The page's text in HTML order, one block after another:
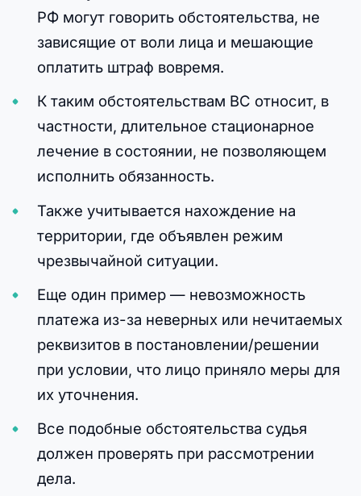
РФ могут говорить обстоятельства, не
зависящие от воли лица и мешающие
оплатить штраф вовремя.
К таким обстоятельствам ВС относит, в
частности, длительное стационарное
лечение в состоянии, не позволяющем
исполнить обязанность.
Также учитывается нахождение на
территории, где объявлен режим
чрезвычайной ситуации.
Еще один пример — невозможность
платежа из-за неверных или нечитаемых
реквизитов в постановлении/решении
при условии, что лицо приняло меры для
их уточнения.
Все подобные обстоятельства судья
должен проверять при рассмотрении
дела.